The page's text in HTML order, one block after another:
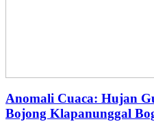
Anomali Cuaca: Hujan
Bojong Klapanunggal